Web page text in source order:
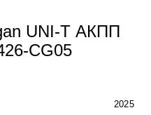
UNI-T АКПП
CG05
2025